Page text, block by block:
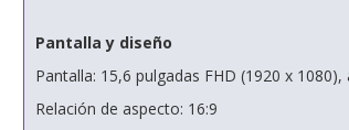
Pantalla y diseño
Pantalla: 15,6 pulgadas FHD (1920 x
Relación de aspecto: 16:9